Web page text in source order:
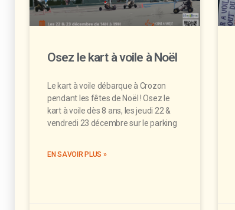
Osez le kart à voile à Noël
Le kart à voile débarque à Crozon
pendant les fêtes de Noël ! Osez le
kart à voile dès 8 ans, les jeudi 22 &
vendredi 23 décembre sur le parking
EN SAVOIR PLUS »